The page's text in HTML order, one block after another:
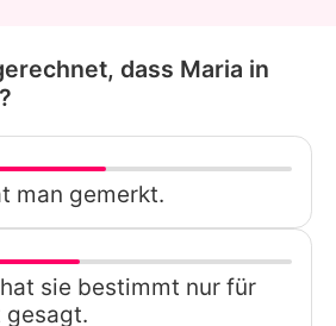
dass Maria in
man gemerkt.
sie bestimmt nur für
gesagt.